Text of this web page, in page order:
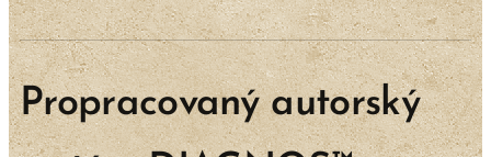
Propracovaný autorský